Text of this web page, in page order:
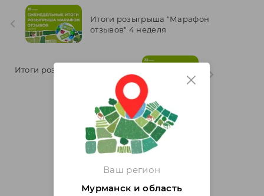
Ваш регион
Мурманск и область
Итоги розыгрыша "Марафон
отзывов" 4 неделя
Итоги розыгрыша "Марафон
отзывов" 3 неделя
Бесплатная доставка от
Цены от производителя!